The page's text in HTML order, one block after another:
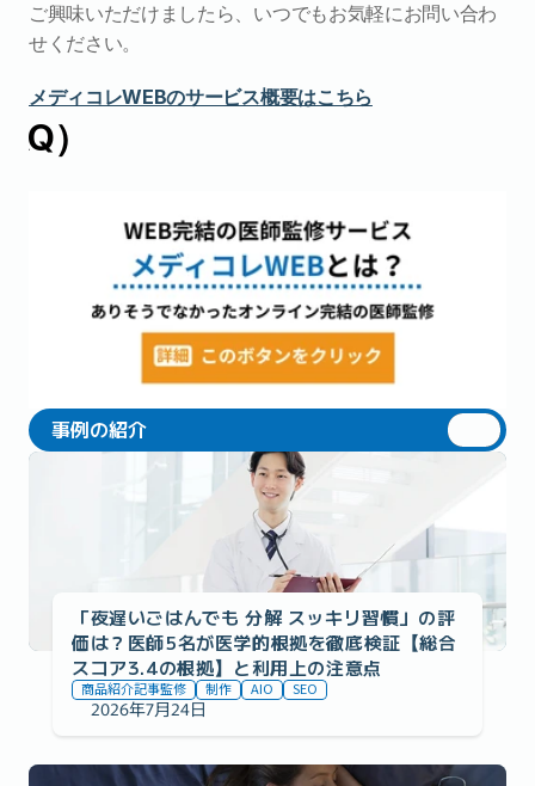
ご興味いただけましたら、いつでもお気軽にお問い合わ
せください。
メディコレWEBのサービス概要はこちら
）
事例の紹介
事例の紹介
「夜遅いごはんでも 分解 スッキリ習慣」の評
価は？医師5名が医学的根拠を徹底検証【総合
スコア3.4の根拠】と利用上の注意点
商品紹介記事監修 制作 AIO SEO
2026年7月24日
事例の紹介